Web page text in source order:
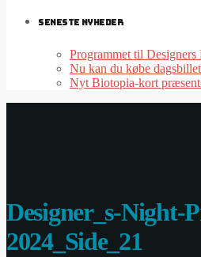
SENESTE NYHEDER
Programmet til
Nu kan du købe
Nyt Biotopia-kort
Designer_s-Night-
2024_Side_21